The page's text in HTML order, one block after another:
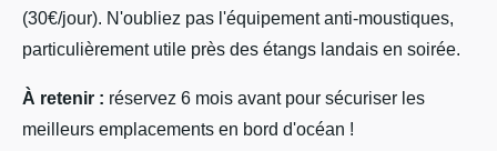
(30€/jour). N'oubliez pas l'équipement anti-moustiques,
particulièrement utile près des étangs landais en soirée.
À retenir : réservez 6 mois avant pour sécuriser les
meilleurs emplacements en bord d'océan !